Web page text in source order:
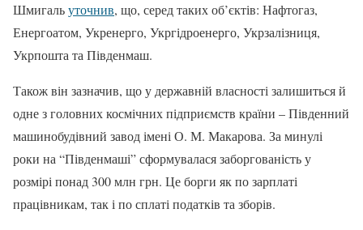
Шмигальуточнив, що, серед таких об’єктів: Нафтогаз,
Енергоатом, Укренерго, Укргідроенерго, Укрзалізниця,
Укрпошта та Південмаш.
Також він зазначив, що у державній власності залишиться й
одне з головних космічних підприємств країни – Південний
машинобудівний завод імені О. М. Макарова. За минулі
роки на “Південмаші” сформувалася заборгованість у
розмірі понад 300 млн грн. Це борги як по зарплаті
працівникам, так і по сплаті податків та зборів.